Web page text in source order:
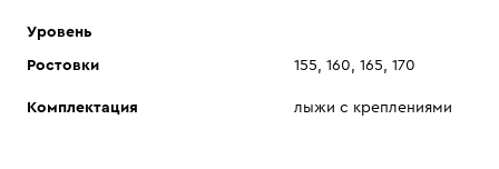
Уровень
Ростовки 155, 160, 165, 170
Комплектация лыжи с креплениями